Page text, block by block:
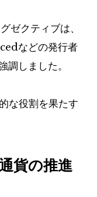
ゼクティブは、
などの発行者
調しました。
な役割を果たす
貨の推進